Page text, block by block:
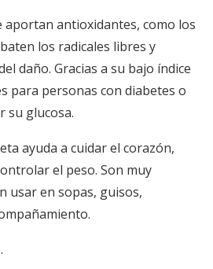
aportan antioxidantes, como los
los radicales libres y
daño. Gracias a su bajo índice
para personas con diabetes o
su glucosa.
ayuda a cuidar el corazón,
el peso. Son muy
usar en sopas, guisos,